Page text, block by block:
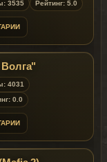
3535 Рейтинг: 5.0
Волга"
4031
0.0